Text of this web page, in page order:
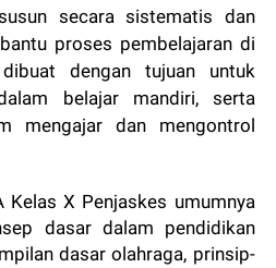
secara sistematis dan
proses pembelajaran di
dengan tujuan untuk
belajar mandiri, serta
mengajar dan mengontrol
X Penjaskes umumnya
dasar dalam pendidikan
dasar olahraga, prinsip-